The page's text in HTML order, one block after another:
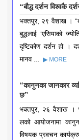
“बौद्ध दर्शन विश्वकै
भक्तपुर, २९ वैशाख ।
बुद्धलाई ‘एसियाको
दृष्टिकोण दर्शन हो ।
मानव ... ▶ MORE
“कानुनका जानकार
छ”
भक्तपुर, २६ वैशाख ।
लको आयोजनामा कानुन
विषयक प्रवचन